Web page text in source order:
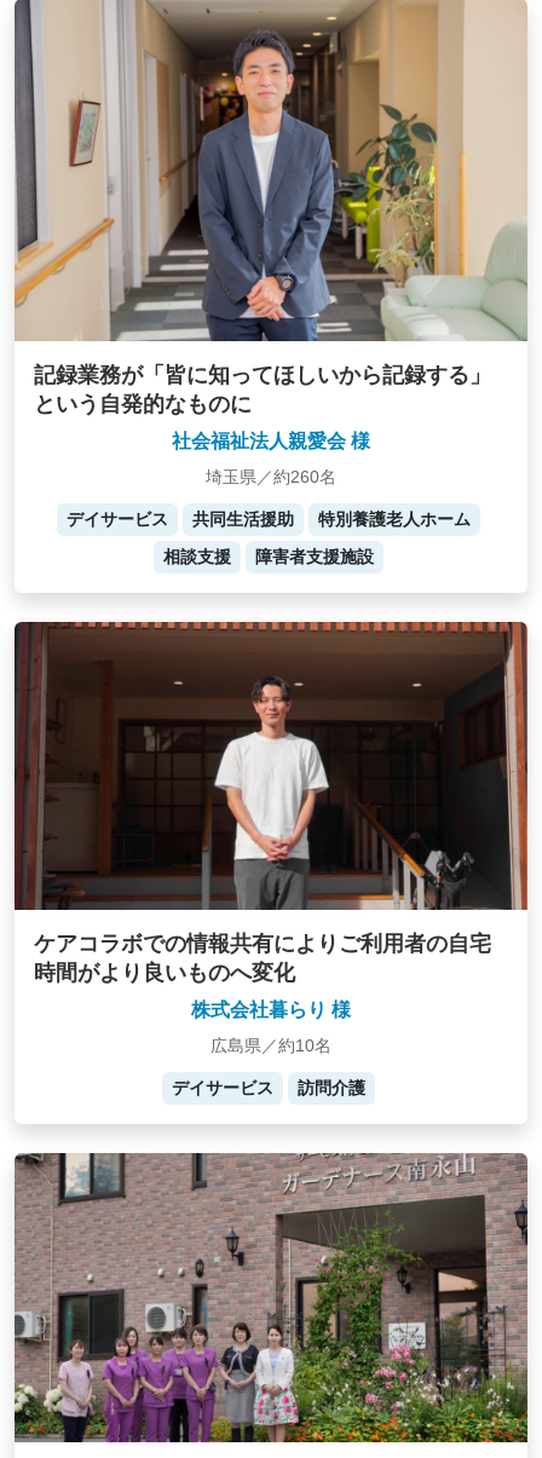
記録業務が「皆に知ってほしいから記録する」
という自発的なものに
社会福祉法人親愛会 様
埼玉県／約260名
デイサービス 共同生活援助
特別養護老人ホーム
相談支援
障害者支援施設
ケアコラボでの情報共有によりご利用者の自宅
時間がより良いものへ変化
株式会社暮らり 様
広島県／約10名
デイサービス 訪問介護